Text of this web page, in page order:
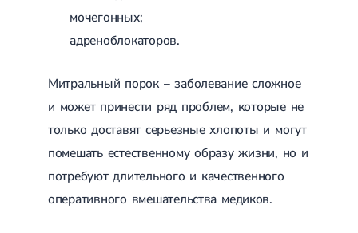
мочегонных;
адреноблокаторов.
Митральный порок – заболевание сложное
и может принести ряд проблем, которые не
только доставят серьезные хлопоты и могут
помешать естественному образу жизни, но и
потребуют длительного и качественного
оперативного вмешательства медиков.